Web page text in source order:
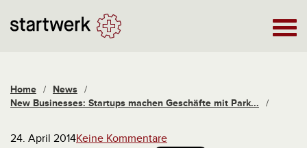
Home / News /
New Businesses: Startups machen Geschäfte mit Park...
/
24. April 2014Keine Kommentare